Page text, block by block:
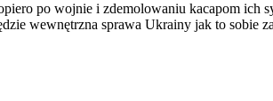
po wojnie i zdemolowaniu kacapom ich
wewnętrzna sprawa Ukrainy jak to sobie